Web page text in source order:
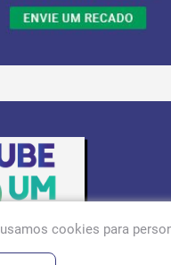
usamos cookies para